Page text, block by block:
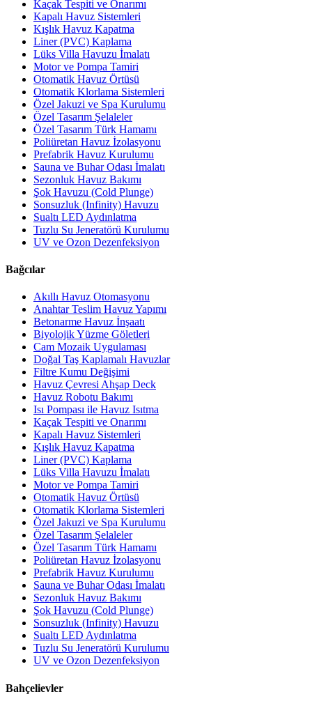
Kaçak Tespiti ve Onarımı
Kapalı Havuz Sistemleri
Kışlık Havuz Kapatma
Liner (PVC) Kaplama
Lüks Villa Havuzu İmalatı
Motor ve Pompa Tamiri
Otomatik Havuz Örtüsü
Otomatik Klorlama Sistemleri
Özel Jakuzi ve Spa Kurulumu
Özel Tasarım Şelaleler
Özel Tasarım Türk Hamamı
Poliüretan Havuz İzolasyonu
Prefabrik Havuz Kurulumu
Sauna ve Buhar Odası İmalatı
Sezonluk Havuz Bakımı
Şok Havuzu (Cold Plunge)
Sonsuzluk (Infinity) Havuzu
Sualtı LED Aydınlatma
Tuzlu Su Jeneratörü Kurulumu
UV ve Ozon Dezenfeksiyon
Bağcılar
Akıllı Havuz Otomasyonu
Anahtar Teslim Havuz Yapımı
Betonarme Havuz İnşaatı
Biyolojik Yüzme Göletleri
Cam Mozaik Uygulaması
Doğal Taş Kaplamalı Havuzlar
Filtre Kumu Değişimi
Havuz Çevresi Ahşap Deck
Havuz Robotu Bakımı
Isı Pompası ile Havuz Isıtma
Kaçak Tespiti ve Onarımı
Kapalı Havuz Sistemleri
Kışlık Havuz Kapatma
Liner (PVC) Kaplama
Lüks Villa Havuzu İmalatı
Motor ve Pompa Tamiri
Otomatik Havuz Örtüsü
Otomatik Klorlama Sistemleri
Özel Jakuzi ve Spa Kurulumu
Özel Tasarım Şelaleler
Özel Tasarım Türk Hamamı
Poliüretan Havuz İzolasyonu
Prefabrik Havuz Kurulumu
Sauna ve Buhar Odası İmalatı
Sezonluk Havuz Bakımı
Şok Havuzu (Cold Plunge)
Sonsuzluk (Infinity) Havuzu
Sualtı LED Aydınlatma
Tuzlu Su Jeneratörü Kurulumu
UV ve Ozon Dezenfeksiyon
Bahçelievler